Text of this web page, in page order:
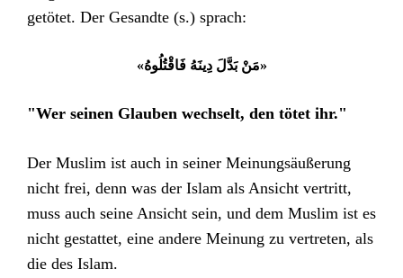
getötet. Der Gesandte (s.) sprach:
«مَنْ بَدَّلَ دِينَهُ فَاقْتُلُوهُ»
"Wer seinen Glauben wechselt, den tötet ihr."
Der Muslim ist auch in seiner Meinungsäußerung
nicht frei, denn was der Islam als Ansicht vertritt,
muss auch seine Ansicht sein, und dem Muslim ist es
nicht gestattet, eine andere Meinung zu vertreten, als
die des Islam.